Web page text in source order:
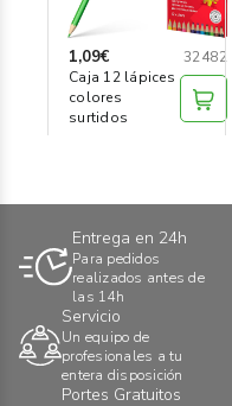
1,09€
32482
Caja 12 lápices
colores
surtidos
Entrega en 24h
Para pedidos
realizados antes de
las 14h
Servicio
Un equipo de
profesionales a tu
entera disposición
Portes Gratuitos